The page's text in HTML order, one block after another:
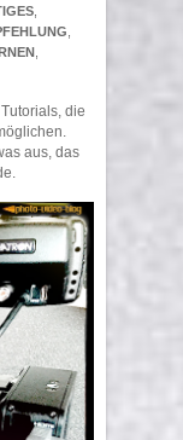
die
aus, das